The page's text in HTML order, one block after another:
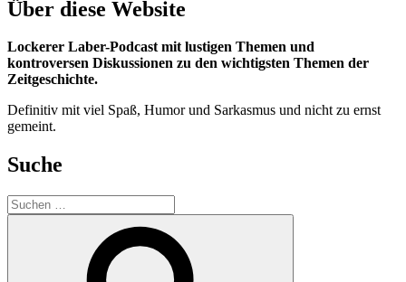
Über diese Website
Lockerer Laber-Podcast mit lustigen Themen und
kontroversen Diskussionen zu den wichtigsten Themen der
Zeitgeschichte.
Definitiv mit viel Spaß, Humor und Sarkasmus und nicht zu ernst
gemeint.
Suche
Suchen
nach: